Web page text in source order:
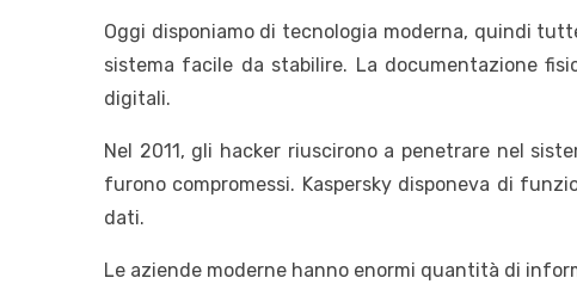
Oggi disponiamo di tecnologia moderna, quindi
sistema facile da stabilire. La documentazione
digitali.
Nel 2011, gli hacker riuscirono a penetrare nel
furono compromessi. Kaspersky disponeva di
dati.
Le aziende moderne hanno enormi quantità di